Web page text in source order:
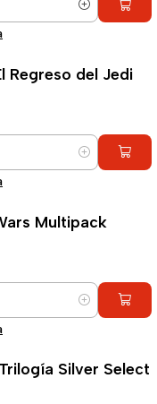
Regreso del Jedi
Multipack
Silver Select